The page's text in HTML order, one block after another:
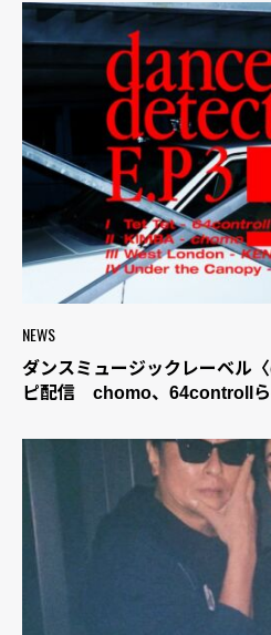
NEWS
ダンスミュージックレーベル
ピ配信 chomo、64controllら